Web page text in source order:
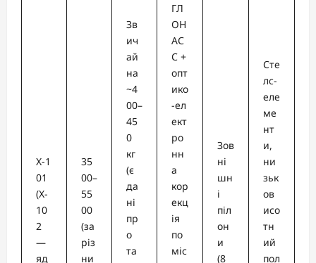
Х-1
01
(Х-
10
2
—
яд
35
00–
55
00
(за
різ
ни
Зв
ич
ай
на
~4
00–
45
0
кг
(є
да
ні
пр
о
та
ГЛ
ОН
АС
С +
опт
ико
-ел
ект
ро
нн
а
кор
екц
ія
по
міс
Зов
ні
шн
і
піл
он
и
(8
Сте
лс-
еле
ме
нт
и,
ни
зьк
ов
исо
тн
ий
пол